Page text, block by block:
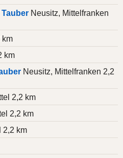
Neusitz, Mittelfranken
km
km
Neusitz, Mittelfranken 2,2
2,2 km
2,2 km
2,2 km